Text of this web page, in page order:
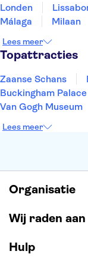
Londen
Málaga
Milaan
Eindhoven
Lees meer
Topattracties
Zaanse Schans
Buckingham Palace
Van Gogh Museum
Keukenhof
Lees meer
Organisatie
Wij raden aan
Hulp